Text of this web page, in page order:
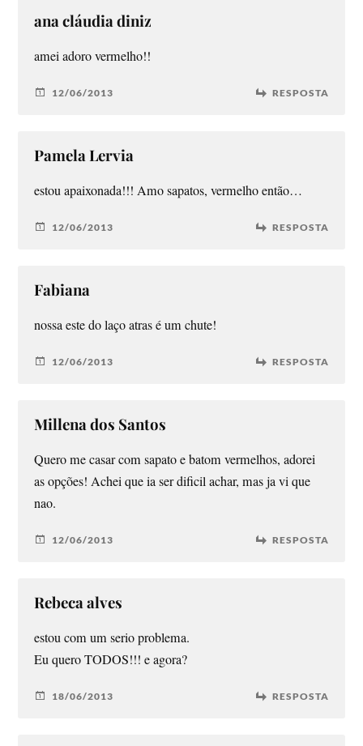
ana cláudia diniz
amei adoro vermelho!!
12/06/2013 RESPOSTA
Pamela Lervia
estou apaixonada!!! Amo sapatos, vermelho então…
12/06/2013 RESPOSTA
Fabiana
nossa este do laço atras é um chute!
12/06/2013 RESPOSTA
Millena dos Santos
Quero me casar com sapato e batom vermelhos, adorei
as opções! Achei que ia ser dificil achar, mas ja vi que
nao.
12/06/2013 RESPOSTA
Rebeca alves
estou com um serio problema.
Eu quero TODOS!!! e agora?
18/06/2013 RESPOSTA